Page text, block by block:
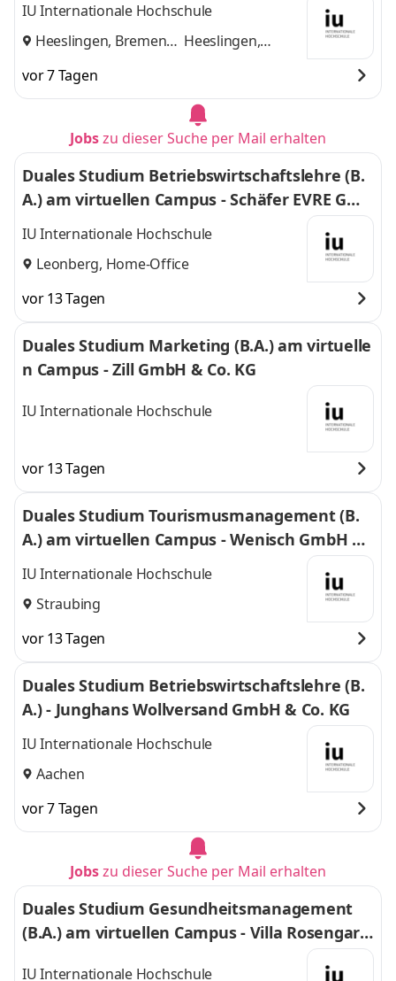
IU Internationale Hochschule
Heeslingen, Bremen
Heeslingen,
vor 7 Tagen
Jobszu dieser Suche per Mail erhalten
Duales Studium Betriebswirtschaftslehre (B.
A.) am virtuellen Campus - Schäfer EVRE Gmb
H & Co. KG
IU Internationale Hochschule
Leonberg, Home-Office
vor 13 Tagen
Duales Studium Marketing (B.A.) am virtuelle
n Campus - Zill GmbH & Co. KG
IU Internationale Hochschule
vor 13 Tagen
Duales Studium Tourismusmanagement (B.
A.) am virtuellen Campus - Wenisch GmbH &
Co. KG
IU Internationale Hochschule
Straubing
vor 13 Tagen
Duales Studium Betriebswirtschaftslehre (B.
A.) - Junghans Wollversand GmbH & Co. KG
IU Internationale Hochschule
Aachen
vor 7 Tagen
Jobszu dieser Suche per Mail erhalten
Duales Studium Gesundheitsmanagement
(B.A.) am virtuellen Campus - Villa Rosengart
IU Internationale Hochschule